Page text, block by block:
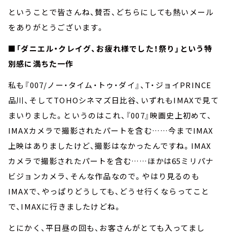
ということで皆さんね、賛否、どちらにしても熱いメール
をありがとうございます。
■「ダニエル・クレイグ、お疲れ様でした！祭り」という特
別感に満ちた一作
私も『007/ノー・タイム・トゥ・ダイ』、T・ジョイPRINCE
品川、そしてTOHOシネマズ日比谷、いずれもIMAXで見て
まいりました。というのはこれ、『007』映画史上初めて、
IMAXカメラで撮影されたパートを含む……今までIMAX
上映はありましたけど、撮影はなかったんですね。IMAX
カメラで撮影されたパートを含む……ほかは65ミリパナ
ビジョンカメラ、そんな作品なので。やはり見るのも
IMAXで、やっぱりどうしても、どうせ行くならってこと
で、IMAXに行きましたけどね。
とにかく、平日昼の回も、お客さんがとても入ってまし